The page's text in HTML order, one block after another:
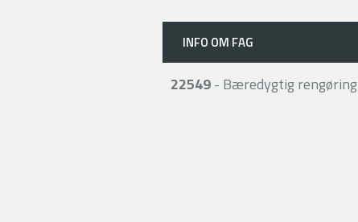
INFO OM FAG
22549- Bæredygtig rengøring